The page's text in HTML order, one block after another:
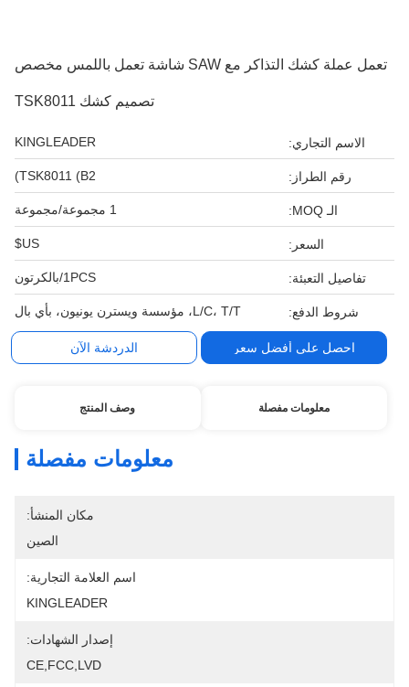
تعمل عملة كشك التذاكر مع SAW شاشة تعمل باللمس مخصص
تصميم كشك TSK8011
الاسم التجاري: KINGLEADER
رقم الطراز: TSK8011 (B2)
الـ MOQ: 1 مجموعة/مجموعة
السعر: US$
تفاصيل التعبئة: 1PCS/بالكرتون
شروط الدفع: L/C، T/T، مؤسسة ويسترن يونيون، بأي بال
احصل على أفضل سعر الدردشة الآن
معلومات مفصلة وصف المنتج
معلومات مفصلة
مكان المنشأ:
الصين
اسم العلامة التجارية:
KINGLEADER
إصدار الشهادات:
CE,FCC,LVD